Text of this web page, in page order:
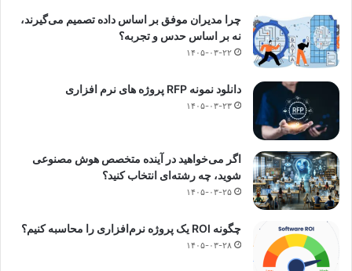
چرا مدیران موفق بر اساس داده تصمیم می‌گیرند،
نه بر اساس حدس و تجربه؟
۱۴۰۵-۰۳-۲۲
دانلود نمونه RFP پروژه های نرم افزاری
۱۴۰۵-۰۳-۲۳
اگر می‌خواهید در آینده متخصص هوش مصنوعی
شوید، چه رشته‌ای انتخاب کنید؟
۱۴۰۵-۰۳-۲۵
چگونه ROI یک پروژه نرم‌افزاری را محاسبه کنیم؟
۱۴۰۵-۰۳-۲۸